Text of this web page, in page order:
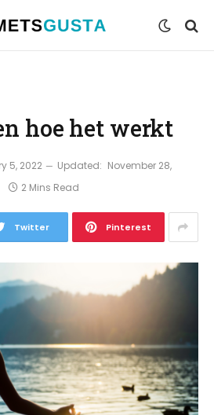
hoe het werkt
5, 2022 Updated: November 28,
2 Mins Read
Twitter Pinterest